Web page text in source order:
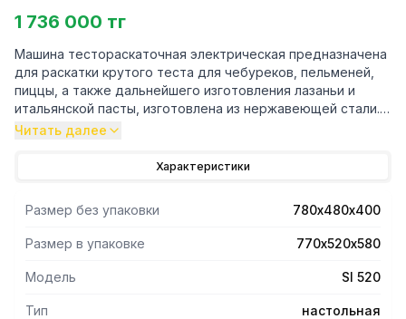
1 736 000 тг
Машина тестораскаточная электрическая предназначена
для раскатки крутого теста для чебуреков, пельменей,
пиццы, а также дальнейшего изготовления лазаньи и
итальянской пасты, изготовлена из нержавеющей стали.
Толщина заготовки устанавливается регулятором.
диапазоне от 0 до 10мм.
поставляется под заказ.
Читать далее
Характеристики
Размер без упаковки 780х480х400
Размер в упаковке 770х520х580
Модель SI 520
Тип настольная